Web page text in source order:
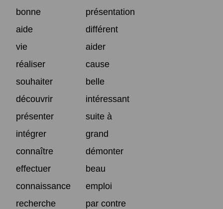
bonne
présentation
aide
différent
vie
aider
réaliser
cause
souhaiter
belle
découvrir
intéressant
présenter
suite à
intégrer
grand
connaître
démonter
effectuer
beau
connaissance
emploi
recherche
par contre